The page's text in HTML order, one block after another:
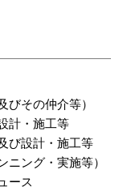
びその仲介等）
計・施工等
び設計・施工等
ニング・実施等）
ース